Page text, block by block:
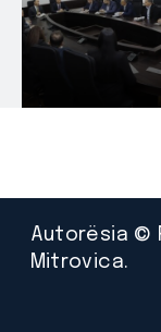
Autorësia ©
Mitrovica.